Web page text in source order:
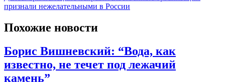
признали нежелательными в России
Похожие новости
Борис Вишневский: “Вода, как
известно, не течет под лежачий
камень”